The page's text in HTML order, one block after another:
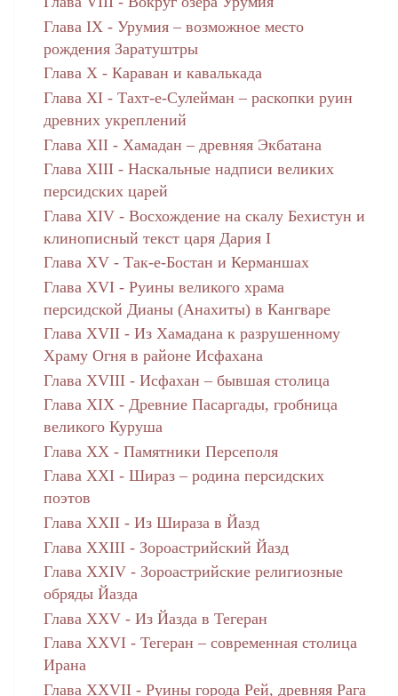
Глава IX - Урумия – возможное место
рождения Заратуштры
Глава X - Караван и кавалькада
Глава XI - Тахт-е-Сулейман – раскопки руин
древних укреплений
Глава XII - Хамадан – древняя Экбатана
Глава XIII - Наскальные надписи великих
персидских царей
Глава XIV - Восхождение на скалу Бехистун и
клинописный текст царя Дария I
Глава XV - Так-е-Бостан и Керманшах
Глава XVI - Руины великого храма
персидской Дианы (Анахиты) в Кангваре
Глава XVII - Из Хамадана к разрушенному
Храму Огня в районе Исфахана
Глава XVIII - Исфахан – бывшая столица
Глава XIX - Древние Пасаргады, гробница
великого Куруша
Глава ХХ - Памятники Персеполя
Глава ХХI - Шираз – родина персидских
поэтов
Глава XXII - Из Шираза в Йазд
Глава XXIII - Зороастрийский Йазд
Глава XXIV - Зороастрийские религиозные
обряды Йазда
Глава XXV - Из Йазда в Тегеран
Глава XXVI - Тегеран – современная столица
Ирана
Глава XXVII - Руины города Рей, древняя Рага